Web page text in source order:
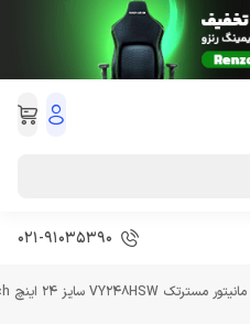
021-91035390
مانیتور مسترتک VY248HSW سایز 24 اینچ Monitor MasterTech